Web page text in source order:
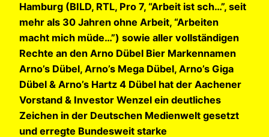
Hamburg (BILD, RTL, Pro 7, “Arbeit ist sch…”, seit
mehr als 30 Jahren ohne Arbeit, “Arbeiten
macht mich müde…”) sowie aller vollständigen
Rechte an den Arno Dübel Bier Markennamen
Arno’s Dübel, Arno’s Mega Dübel, Arno’s Giga
Dübel & Arno’s Hartz 4 Dübel hat der Aachener
Vorstand & Investor Wenzel ein deutliches
Zeichen in der Deutschen Medienwelt gesetzt
und erregte Bundesweit starke